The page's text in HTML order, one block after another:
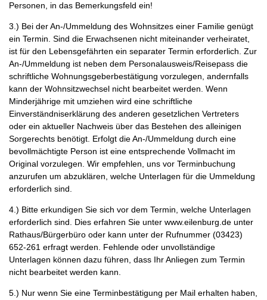
Personen, in das Bemerkungsfeld ein!
3.) Bei der An-/Ummeldung des Wohnsitzes einer Familie genügt
ein Termin. Sind die Erwachsenen nicht miteinander verheiratet,
ist für den Lebensgefährten ein separater Termin erforderlich. Zur
An-/Ummeldung ist neben dem Personalausweis/Reisepass die
schriftliche Wohnungsgeberbestätigung vorzulegen, andernfalls
kann der Wohnsitzwechsel nicht bearbeitet werden. Wenn
Minderjährige mit umziehen wird eine schriftliche
Einverständniserklärung des anderen gesetzlichen Vertreters
oder ein aktueller Nachweis über das Bestehen des alleinigen
Sorgerechts benötigt. Erfolgt die An-/Ummeldung durch eine
bevollmächtigte Person ist eine entsprechende Vollmacht im
Original vorzulegen. Wir empfehlen, uns vor Terminbuchung
anzurufen um abzuklären, welche Unterlagen für die Ummeldung
erforderlich sind.
4.) Bitte erkundigen Sie sich vor dem Termin, welche Unterlagen
erforderlich sind. Dies erfahren Sie unter www.eilenburg.de unter
Rathaus/Bürgerbüro oder kann unter der Rufnummer (03423)
652-261 erfragt werden. Fehlende oder unvollständige
Unterlagen können dazu führen, dass Ihr Anliegen zum Termin
nicht bearbeitet werden kann.
5.) Nur wenn Sie eine Terminbestätigung per Mail erhalten haben,